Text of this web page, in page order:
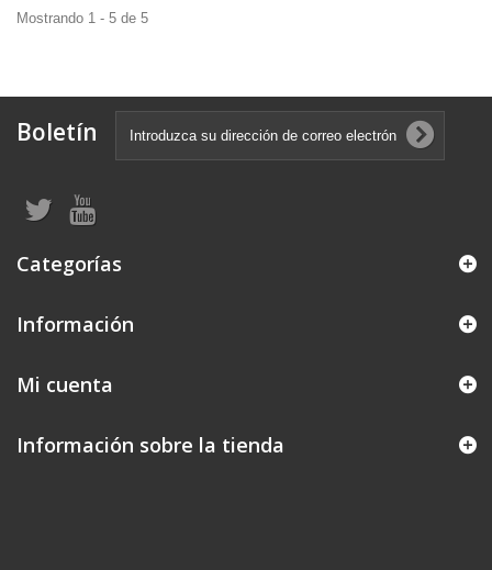
Mostrando 1 - 5 de 5
Boletín
Categorías
Información
Mi cuenta
Información sobre la tienda